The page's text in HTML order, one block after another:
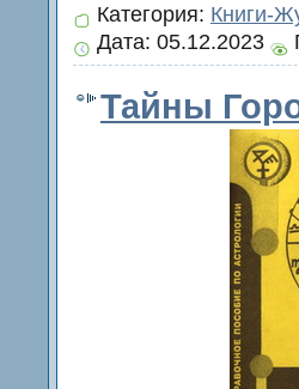
Категория: Книги-
Дата: 05.12.2023
Тайны